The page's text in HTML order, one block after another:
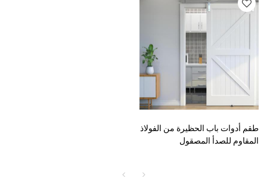
طقم أدوات باب الحظيرة من الفولاذ
المقاوم للصدأ المصقول